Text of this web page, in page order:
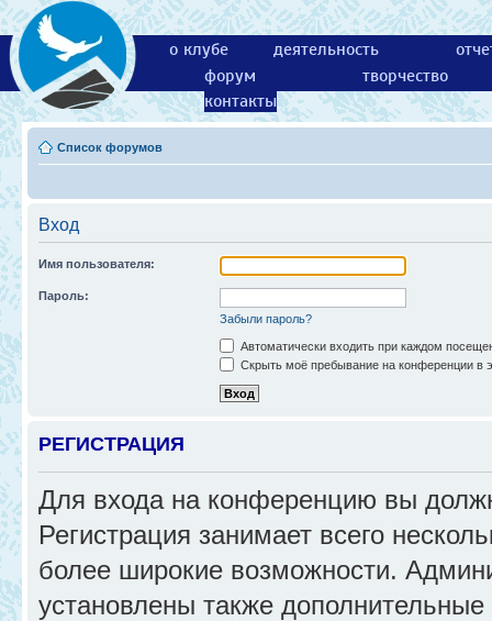
о клубе деятельность
форум
творчество
контакты
Список форумов
Вход
Имя пользователя:
Пароль:
Забыли пароль?
Автоматически входить при каждом
Скрыть моё пребывание на конференции в
РЕГИСТРАЦИЯ
Для входа на конференцию вы
Регистрация занимает всего
более широкие возможности.
установлены также